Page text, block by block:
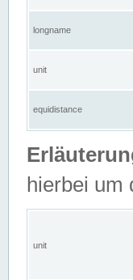
longname
unit
equidistance
hierbei um
unit